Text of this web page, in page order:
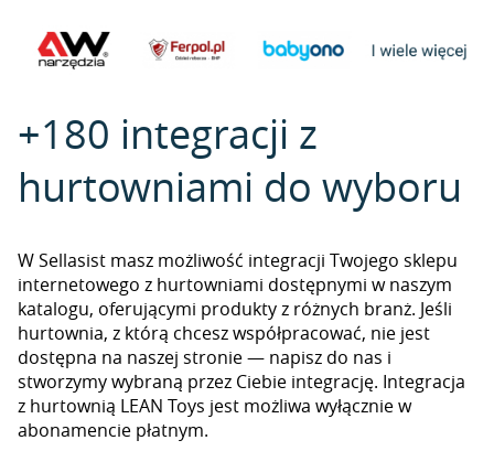
+180 integracji z
hurtowniami do wyboru
W Sellasist masz możliwość integracji Twojego sklepu
internetowego z hurtowniami dostępnymi w naszym
katalogu, oferującymi produkty z różnych branż. Jeśli
hurtownia, z którą chcesz współpracować, nie jest
dostępna na naszej stronie — napisz do nas i
stworzymy wybraną przez Ciebie integrację. Integracja
z hurtownią LEAN Toys jest możliwa wyłącznie w
abonamencie płatnym.